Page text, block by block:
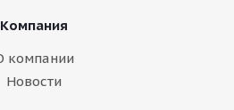
Компания
компании
Новости